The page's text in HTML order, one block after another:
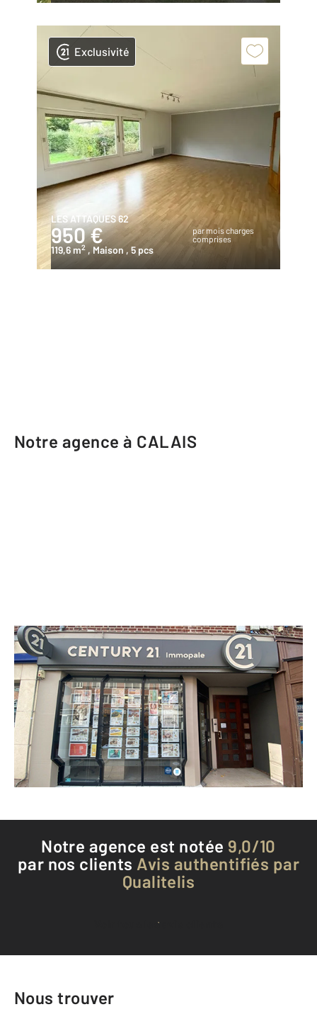
Exclusivité
LES ATTAQUES 62
950 €
par mois charges
comprises
119,6 m2 , Maison , 5 pcs
Notre agence à CALAIS
CENTURY 21 Immopale
13 rue Royale
CALAIS - 62100
Envoyer un message
Téléphoner à l'agence
Notre agence est notée 9,0/10
par nos clients Avis authentifiés par
Qualitelis
Voir tous les avis clients
Nous trouver